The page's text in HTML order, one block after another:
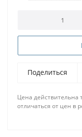
Поделиться
Цена действительна
отличаться от цен в